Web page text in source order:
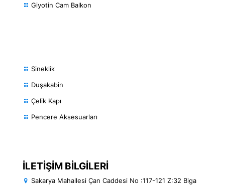
Giyotin Cam Balkon
Sineklik
Duşakabin
Çelik Kapı
Pencere Aksesuarları
İLETİŞİM BİLGİLERİ
Sakarya Mahallesi Çan Caddesi No :117-121 Z:32 Biga